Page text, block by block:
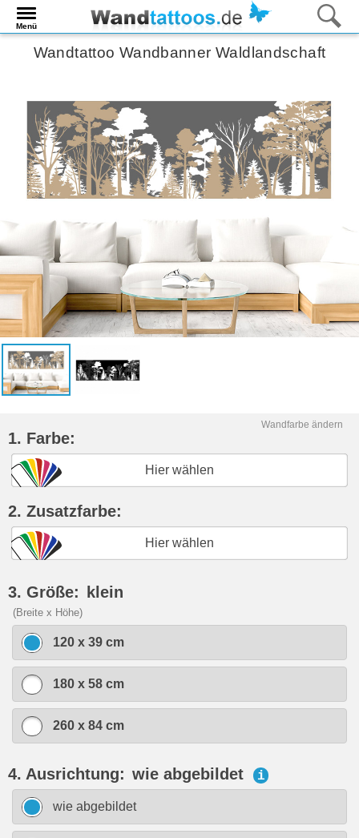
Menü
Wandtattoo Wandbanner Waldlandschaft
Wandfarbe ändern
1. Farbe:
Hier wählen
2. Zusatzfarbe:
Hier wählen
3. Größe: klein
(Breite x Höhe)
120 x 39 cm
180 x 58 cm
260 x 84 cm
4. Ausrichtung: wie abgebildet i
wie abgebildet